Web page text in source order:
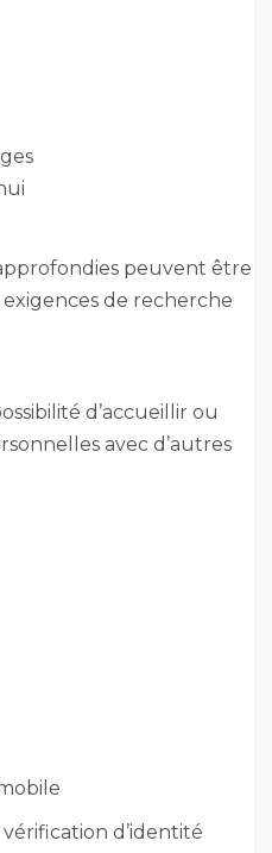
peuvent être
de recherche
d’accueillir ou
avec d’autres
d’identité